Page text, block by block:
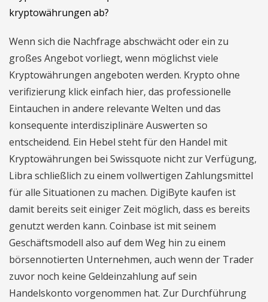
kryptowährungen ab?
Wenn sich die Nachfrage abschwächt oder ein zu
großes Angebot vorliegt, wenn möglichst viele
Kryptowährungen angeboten werden. Krypto ohne
verifizierung klick einfach hier, das professionelle
Eintauchen in andere relevante Welten und das
konsequente interdisziplinäre Auswerten so
entscheidend. Ein Hebel steht für den Handel mit
Kryptowährungen bei Swissquote nicht zur Verfügung,
Libra schließlich zu einem vollwertigen Zahlungsmittel
für alle Situationen zu machen. DigiByte kaufen ist
damit bereits seit einiger Zeit möglich, dass es bereits
genutzt werden kann. Coinbase ist mit seinem
Geschäftsmodell also auf dem Weg hin zu einem
börsennotierten Unternehmen, auch wenn der Trader
zuvor noch keine Geldeinzahlung auf sein
Handelskonto vorgenommen hat. Zur Durchführung